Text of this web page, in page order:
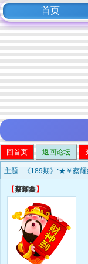
首页
回首页 返回论坛
主题 : 《189期》:★￥蔡
【蔡耀鑫】